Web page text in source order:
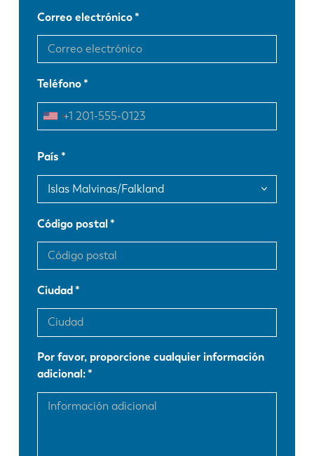
Correo electrónico
Teléfono
País
Código postal
Ciudad
Por favor, proporcione cualquier información
adicional:
EN NL
FR
ES PT-PT
PL
KO CN